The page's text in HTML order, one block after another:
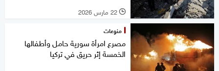
l 22 مارس 2026
منوعات
مصرع امرأة سورية حامل وأطفالها
الخمسة إثر حريق في تركيا